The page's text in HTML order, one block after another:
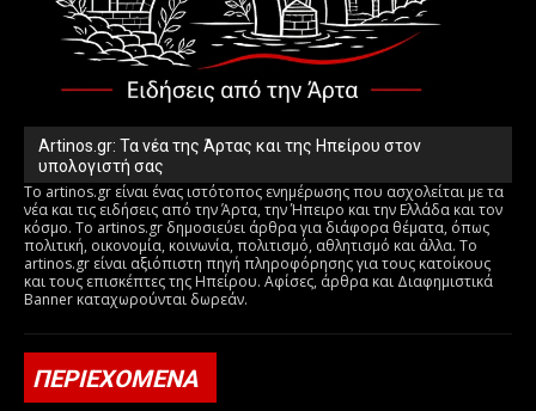
Artinos.gr: Τα νέα της Άρτας και της Ηπείρου στον
υπολογιστή σας
Το artinos.gr είναι ένας ιστότοπος ενημέρωσης που ασχολείται με τα
νέα και τις ειδήσεις από την Άρτα, την Ήπειρο και την Ελλάδα και τον
κόσμο. Το artinos.gr δημοσιεύει άρθρα για διάφορα θέματα, όπως
πολιτική, οικονομία, κοινωνία, πολιτισμό, αθλητισμό και άλλα. Το
artinos.gr είναι αξιόπιστη πηγή πληροφόρησης για τους κατοίκους
και τους επισκέπτες της Ηπείρου. Αφίσες, άρθρα και Διαφημιστικά
Banner καταχωρούνται δωρεάν.
ΠΕΡΙΕΧΟΜΕΝΑ